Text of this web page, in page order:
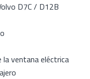
D7C / D12B
la ventana eléctrica